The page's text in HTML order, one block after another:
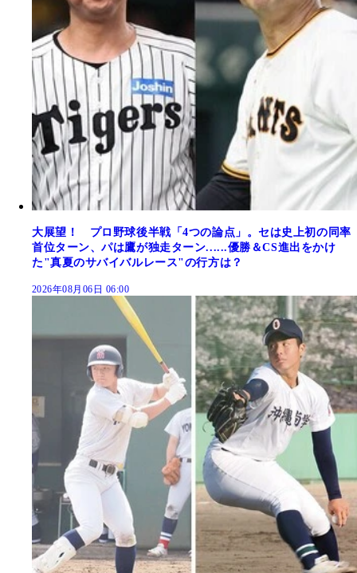
大展望！ プロ野球後半戦「4つの論点」。セは史上初の同率
首位ターン、パは鷹が独走ターン......優勝＆CS進出をかけ
た"真夏のサバイバルレース"の行方は？
2026年08月06日 06:00